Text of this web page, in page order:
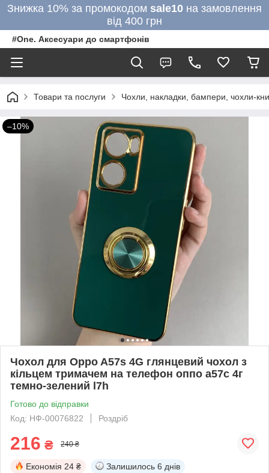
Знижка 10% за промокодом sale10 на замовлення
від 400 грн
#One. Аксесуари до смартфонів
Товари та послуги Чохли, накладки, бампери, чохли-
–10%
Чохол для Oppo A57s 4G глянцевий чохол з
кільцем тримачем на телефон оппо а57с 4г
темно-зелений l7h
Готово до відправки
Код: НФ-00076822
Роздріб
216 ₴ 240 ₴
Економія 24 ₴ Залишилось 6 днів